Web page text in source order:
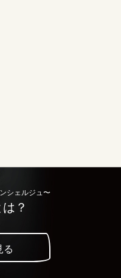
シェルジュ〜
？
る